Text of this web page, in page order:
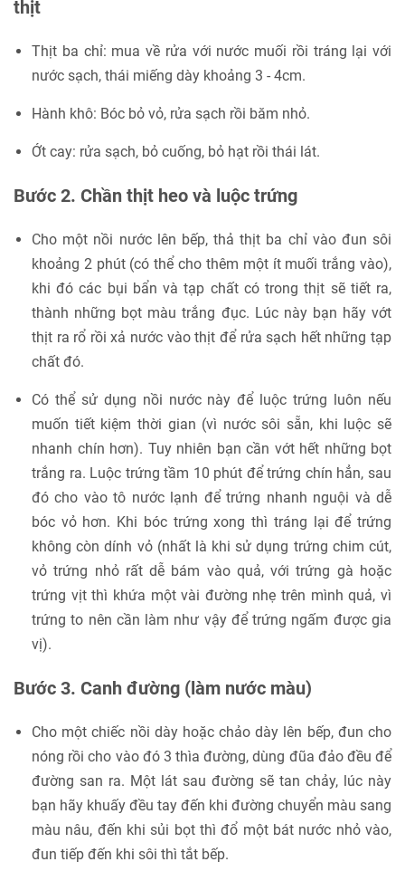
thịt
Thịt ba chỉ: mua về rửa với nước muối rồi tráng lại với
nước sạch, thái miếng dày khoảng 3 - 4cm.
Hành khô: Bóc bỏ vỏ, rửa sạch rồi băm nhỏ.
Ớt cay: rửa sạch, bỏ cuống, bỏ hạt rồi thái lát.
Bước 2. Chần thịt heo và luộc trứng
Cho một nồi nước lên bếp, thả thịt ba chỉ vào đun sôi
khoảng 2 phút (có thể cho thêm một ít muối trắng vào),
khi đó các bụi bẩn và tạp chất có trong thịt sẽ tiết ra,
thành những bọt màu trắng đục. Lúc này bạn hãy vớt
thịt ra rổ rồi xả nước vào thịt để rửa sạch hết những tạp
chất đó.
Có thể sử dụng nồi nước này để luộc trứng luôn nếu
muốn tiết kiệm thời gian (vì nước sôi sẵn, khi luộc sẽ
nhanh chín hơn). Tuy nhiên bạn cần vớt hết những bọt
trắng ra. Luộc trứng tầm 10 phút để trứng chín hẳn, sau
đó cho vào tô nước lạnh để trứng nhanh nguội và dễ
bóc vỏ hơn. Khi bóc trứng xong thì tráng lại để trứng
không còn dính vỏ (nhất là khi sử dụng trứng chim cút,
vỏ trứng nhỏ rất dễ bám vào quả, với trứng gà hoặc
trứng vịt thì khứa một vài đường nhẹ trên mình quả, vì
trứng to nên cần làm như vậy để trứng ngấm được gia
vị).
Bước 3. Canh đường (làm nước màu)
Cho một chiếc nồi dày hoặc chảo dày lên bếp, đun cho
nóng rồi cho vào đó 3 thìa đường, dùng đũa đảo đều để
đường san ra. Một lát sau đường sẽ tan chảy, lúc này
bạn hãy khuấy đều tay đến khi đường chuyển màu sang
màu nâu, đến khi sủi bọt thì đổ một bát nước nhỏ vào,
đun tiếp đến khi sôi thì tắt bếp.